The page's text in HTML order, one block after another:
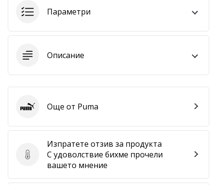
Параметри
Описание
Изпратете отзив за продукта
Изпратете отзив за продукта
С удоволствие бихме прочели
вашето мнение
PumaОще от Puma